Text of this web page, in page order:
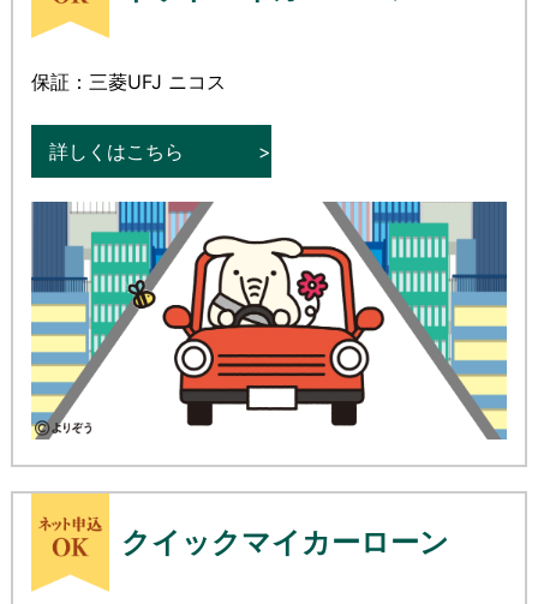
保証：三菱UFJ ニコス
詳しくはこちら
クイックマイカーローン